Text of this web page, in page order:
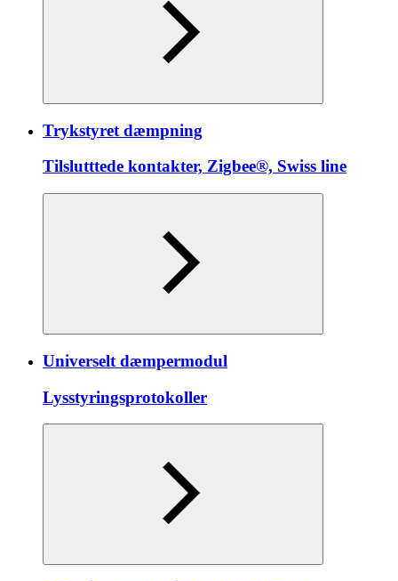
Trykstyret dæmpning
Tilslutttede kontakter, Zigbee®, Swiss line
Universelt dæmpermodul
Lysstyringsprotokoller